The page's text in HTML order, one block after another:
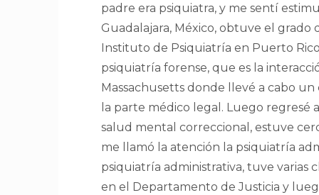
padre era psiquiatra, y me sentí
Guadalajara, México, obtuve el
Instituto de Psiquiatría en Puerto
psiquiatría forense, que es la
Massachusetts donde llevé a cabo
la parte médico legal. Luego
salud mental correccional, estuve
me llamó la atención la psiquiatría
psiquiatría administrativa, tuve
en el Departamento de Justicia y